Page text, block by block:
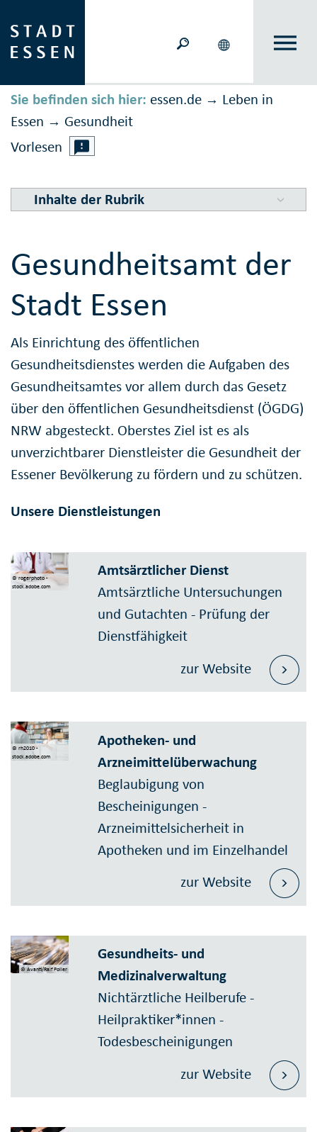
Sie befinden sich hier: essen.de → Leben in
Essen → Gesundheit
Vorlesen
Inhalte der Rubrik
Gesundheitsamt der
Stadt Essen
Als Einrichtung des öffentlichen
Gesundheitsdienstes werden die Aufgaben des
Gesundheitsamtes vor allem durch das Gesetz
über den öffentlichen Gesundheitsdienst (ÖGDG)
NRW abgesteckt. Oberstes Ziel ist es als
unverzichtbarer Dienstleister die Gesundheit der
Essener Bevölkerung zu fördern und zu schützen.
Unsere Dienstleistungen
© rogerphoto -
stock.adobe.com
Amtsärztlicher Dienst
Amtsärztliche Untersuchungen
und Gutachten - Prüfung der
Dienstfähigkeit
zur Website
© rh2010 -
stock.adobe.com
Apotheken- und
Arzneimittelüberwachung
Beglaubigung von
Bescheinigungen -
Arzneimittelsicherheit in
Apotheken und im Einzelhandel
zur Website
© Avanti/Ralf Poller
Gesundheits- und
Medizinalverwaltung
Nichtärztliche Heilberufe -
Heilpraktiker*innen -
Todesbescheinigungen
zur Website